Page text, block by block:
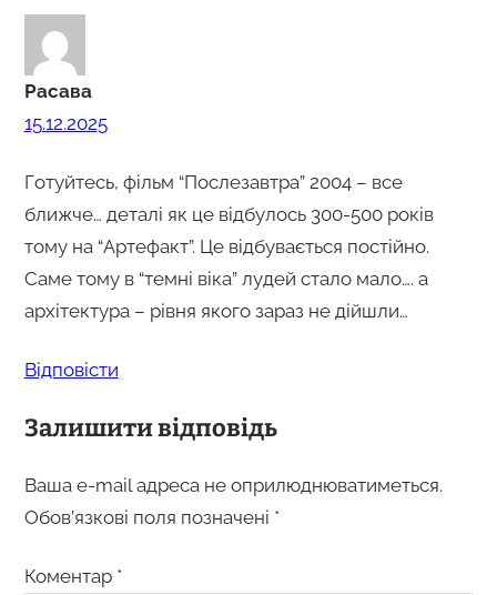
Расава
15.12.2025
Готуйтесь, фільм “Послезавтра” 2004 – все
ближче… деталі як це відбулось 300-500 років
тому на “Артефакт”. Це відбувається постійно.
Саме тому в “темні віка” лудей стало мало…. а
архітектура – рівня якого зараз не дійшли…
Відповіcти
Залишити відповідь
Ваша e-mail адреса не оприлюднюватиметься.
Обов’язкові поля позначені *
Коментар *